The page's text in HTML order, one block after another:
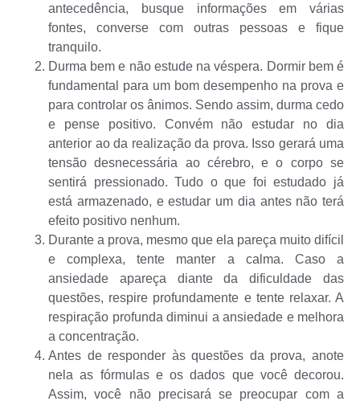
antecedência, busque informações em várias
fontes, converse com outras pessoas e fique
tranquilo.
Durma bem e não estude na véspera. Dormir bem é
fundamental para um bom desempenho na prova e
para controlar os ânimos. Sendo assim, durma cedo
e pense positivo. Convém não estudar no dia
anterior ao da realização da prova. Isso gerará uma
tensão desnecessária ao cérebro, e o corpo se
sentirá pressionado. Tudo o que foi estudado já
está armazenado, e estudar um dia antes não terá
efeito positivo nenhum.
Durante a prova, mesmo que ela pareça muito difícil
e complexa, tente manter a calma. Caso a
ansiedade apareça diante da dificuldade das
questões, respire profundamente e tente relaxar. A
respiração profunda diminui a ansiedade e melhora
a concentração.
Antes de responder às questões da prova, anote
nela as fórmulas e os dados que você decorou.
Assim, você não precisará se preocupar com a